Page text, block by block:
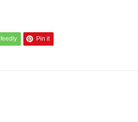
feedly Pin it